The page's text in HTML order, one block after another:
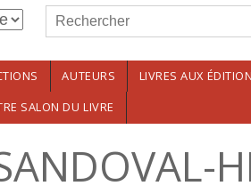
de
Rechercher
AUTEURS LIVRES AUX
SALON DU LIVRE